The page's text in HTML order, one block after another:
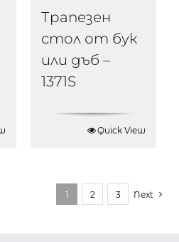
Трапезен
стол от бук
или дъб –
1371S
Quick View
1 2 3 Next